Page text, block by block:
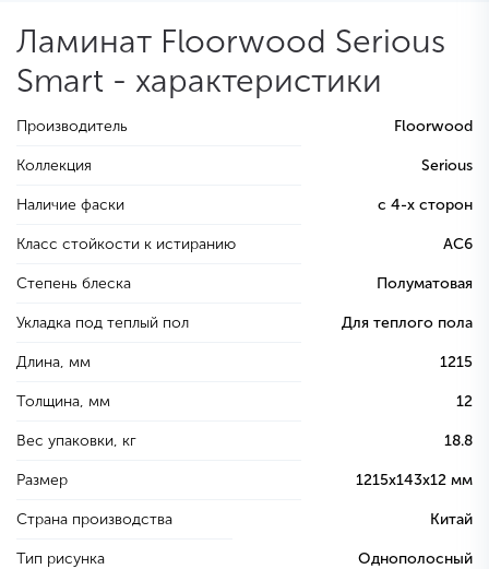
Ламинат Floorwood Serious
Smart - характеристики
Производитель Floorwood
Коллекция Serious
Наличие фаски с 4-х сторон
Класс стойкости к истиранию AC6
Степень блеска Полуматовая
Укладка под теплый пол Для теплого пола
Длина, мм 1215
Толщина, мм 12
Вес упаковки, кг 18.8
Размер 1215х143х12 мм
Страна производства Китай
Тип рисунка Однополосный